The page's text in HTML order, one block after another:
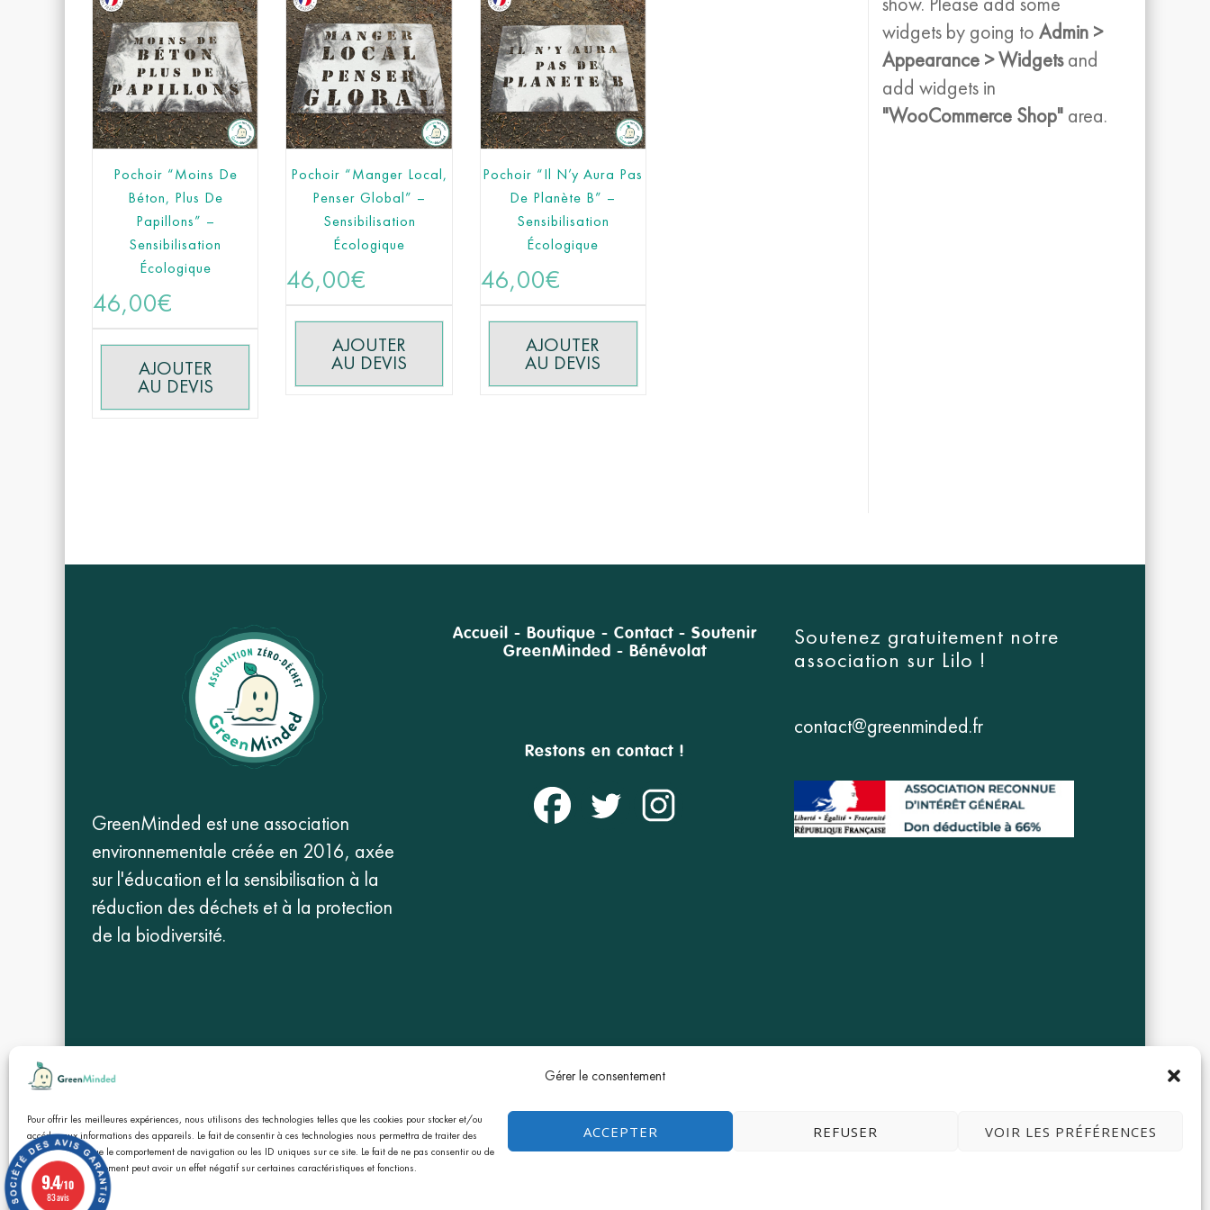
Gérer le consentement
Pour offrir les meilleures expériences, nous utilisons des technologies telles que les cookies pour stocker et/ou
accéder aux informations des appareils. Le fait de consentir à ces technologies nous permettra de traiter des
données telles que le comportement de navigation ou les ID uniques sur ce site. Le fait de ne pas consentir ou de
retirer son consentement peut avoir un effet négatif sur certaines caractéristiques et fonctions.
ACCEPTER REFUSER VOIR LES PRÉFÉRENCES
Pochoir “Moins De
Béton, Plus De
Papillons” –
Sensibilisation
Écologique
46,00€
AJOUTER
AU DEVIS
Pochoir “Manger Local,
Penser Global” –
Sensibilisation
Écologique
46,00€
AJOUTER
AU DEVIS
Pochoir “Il N’y Aura Pas
De Planète B” –
Sensibilisation
Écologique
46,00€
AJOUTER
AU DEVIS
widgets by going to Admin >
Appearance > Widgetsand
add widgets in
"WooCommerce Shop"area.
GreenMinded est une association
environnementale créée en 2016, axée
sur l'éducation et la sensibilisation à la
réduction des déchets et à la protection
de la biodiversité.
Accueil - Boutique - Contact - Soutenir
GreenMinded - Bénévolat
Restons en contact !
Soutenez gratuitement notre
association sur Lilo !
contact@greenminded.fr
À propos
Copyright © 2026GreenMinded. Tous Droits Réservés.
9.4/10
83 avis